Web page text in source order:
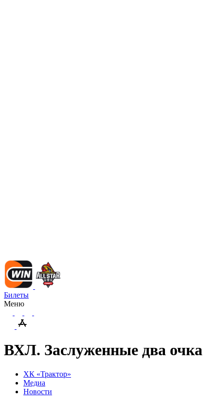
Билеты
Меню
ВХЛ. Заслуженные два очка
ХК «Трактор»
Медиа
Новости